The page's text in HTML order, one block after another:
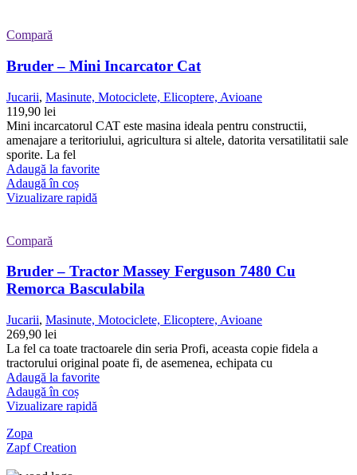
Compară
Bruder – Mini Incarcator Cat
Jucarii, Masinute, Motociclete, Elicoptere, Avioane
119,90 lei
Mini incarcatorul CAT este masina ideala pentru constructii,
amenajare a teritoriului, agricultura si altele, datorita versatilitatii sale
sporite. La fel
Adaugă la favorite
Adaugă în coș
Vizualizare rapidă
Compară
Bruder – Tractor Massey Ferguson 7480 Cu
Remorca Basculabila
Jucarii, Masinute, Motociclete, Elicoptere, Avioane
269,90 lei
La fel ca toate tractoarele din seria Profi, aceasta copie fidela a
tractorului original poate fi, de asemenea, echipata cu
Adaugă la favorite
Adaugă în coș
Vizualizare rapidă
Zopa
Zapf Creation